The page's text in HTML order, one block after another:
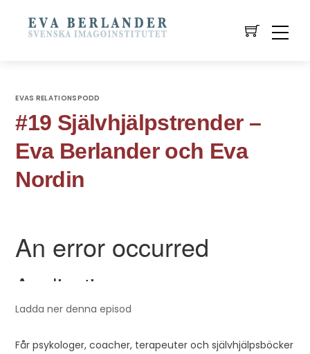
EVAS RELATIONSPODD
#19 Självhjälpstrender –
Eva Berlander och Eva
Nordin
Ladda ner denna episod
Får psykologer, coacher, terapeuter och självhjälpsböcker